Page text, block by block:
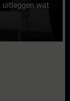
uitleggen wat